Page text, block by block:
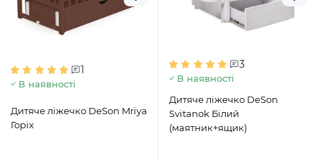
1
В наявності
Дитяче ліжечко DeSon Mriya
Горіх
3
В наявності
Дитяче ліжечко DeSon
Svitanok Білий
(маятник+ящик)